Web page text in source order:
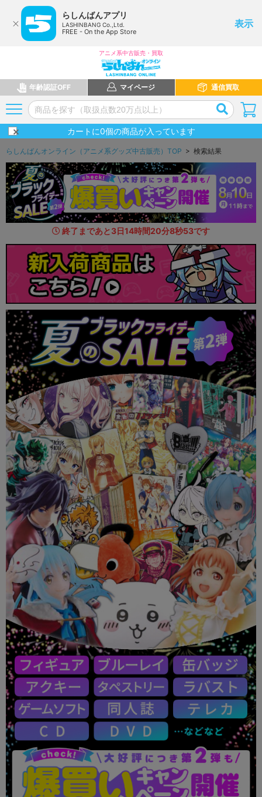
らしんばんアプリ
LASHINBANG Co.,Ltd.
FREE - On the App Store
表示
アニメ系中古販売・買取
年齢認証OFF マイページ 通信買取
カートに0個の商品が入っています
らしんばんオンライン（アニメ系グッズ中古販売）TOP > 検索結果
終了まであと3日14時間20分7秒24です